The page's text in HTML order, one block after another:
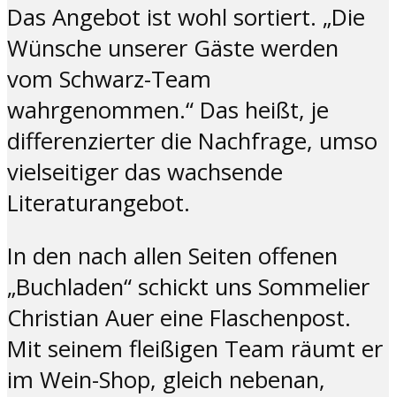
Das Angebot ist wohl sortiert. „Die
Wünsche unserer Gäste werden
vom Schwarz-Team
wahrgenommen.“ Das heißt, je
differenzierter die Nachfrage, umso
vielseitiger das wachsende
Literaturangebot.
In den nach allen Seiten offenen
„Buchladen“ schickt uns Sommelier
Christian Auer eine Flaschenpost.
Mit seinem fleißigen Team räumt er
im Wein-Shop, gleich nebenan,